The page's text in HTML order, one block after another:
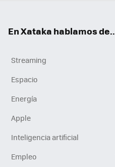
En Xataka hablamos
Streaming
Espacio
Energía
Apple
Inteligencia artificial
Empleo